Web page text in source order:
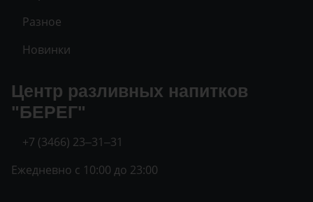
Разное
Новинки
Центр разливных напитков
"БЕРЕГ"
+7 (3466) 23‒31‒31
Ежедневно с 10:00 до 23:00